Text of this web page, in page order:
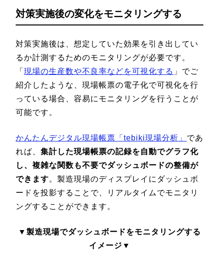
対策実施後の変化をモニタリングする
対策実施後は、想定していた効果を引き出してい
るか計測するためのモニタリングが必要です。
「 現場の生産数や不良率などを可視化する 」でご
紹介したような、現場帳票の電子化で可視化を行
っている場合、容易にモニタリングを行うことが
可能です。
かんたんデジタル現場帳票「tebiki現場分析」 であ
れば、 集計した現場帳票の記録を自動でグラフ化
し、複雑な関数も不要でダッシュボードの整備が
できます。製造現場のディスプレイにダッシュボ
ードを投影することで、リアルタイムでモニタリ
ングすることができます。
▼製造現場でダッシュボードをモニタリングする
イメージ▼